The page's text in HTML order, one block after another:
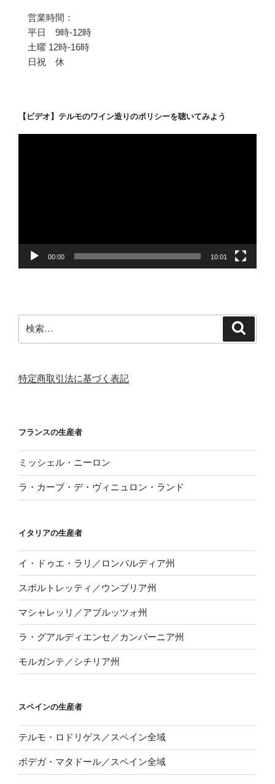
営業時間：
平日 9時-12時
土曜 12時-16時
日祝 休
【ビデオ】テルモのワイン造りのポリシーを聴いてみよう
00:00 10:01
索:
特定商取引法に基づく表記
フランスの生産者
ミッシェル・ニーロン
ラ・カーブ・デ・ヴィニュロン・ランド
イタリアの生産者
イ・ドゥエ・ラリ／ロンバルディア州
スポルトレッティ／ウンブリア州
マシャレッリ／アブルッツォ州
ラ・グアルディエンセ／カンパーニア州
モルガンテ／シチリア州
スペインの生産者
テルモ・ロドリゲス／スペイン全域
ボデガ・マタドール／スペイン全域